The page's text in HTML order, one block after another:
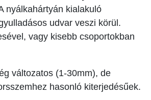
nyálkahártyán kialakuló
udvar veszi körül.
vagy kisebb csoportokban
változatos (1-30mm), de
hasonló kiterjedésűek.